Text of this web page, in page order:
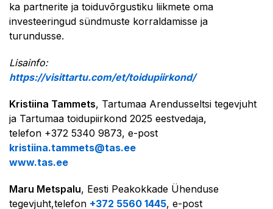
ka partnerite ja toiduvõrgustiku liikmete oma
investeeringud sündmuste korraldamisse ja
turundusse.
Lisainfo:
https://visittartu.com/et/toidupiirkond/
Kristiina Tammets, Tartumaa Arendusseltsi tegevjuht
ja Tartumaa toidupiirkond 2025 eestvedaja,
telefon +372 5340 9873, e-post
kristiina.tammets@tas.ee
www.tas.ee
Maru Metspalu, Eesti Peakokkade Ühenduse
tegevjuht,telefon +372 5560 1445, e-post